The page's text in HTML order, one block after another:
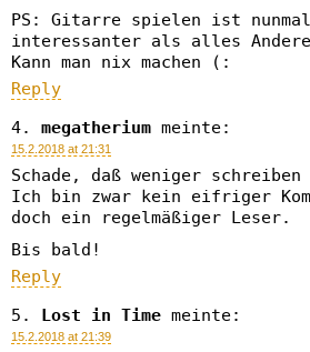
PS: Gitarre spielen ist
interessanter als alles
Kann man nix machen (:
Reply
megatherium meinte:
15.2.2018 at 21:31
Schade, daß weniger
Ich bin zwar kein eifriger
doch ein regelmäßiger Leser.
Bis bald!
Reply
Lost in Time meinte:
15.2.2018 at 21:39